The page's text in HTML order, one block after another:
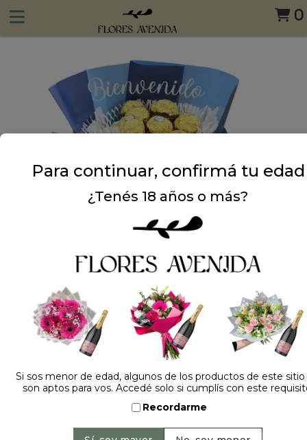
0
Dejá tu opinión
Para continuar, confirmá tu edad
¿Tenés 18 años o más?
Si sos menor de edad, algunos de los productos de este
son aptos para vos. Accedé solo si cumplís con este
Recordarme